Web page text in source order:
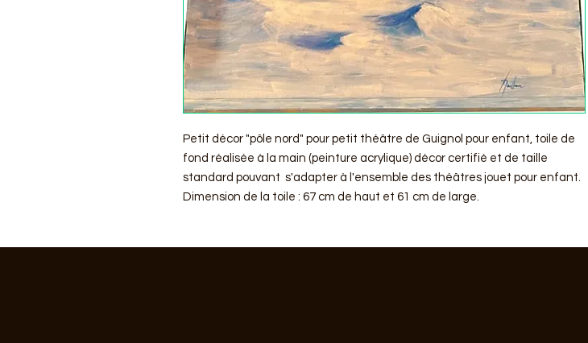
Petit décor "pôle nord" pour petit théâtre de Guignol pour enfant, toile de
fond réalisée à la main (peinture acrylique) décor certifié et de taille
standard pouvant s'adapter à l'ensemble des théâtres jouet pour enfant.
Dimension de la toile : 67 cm de haut et 61 cm de large.